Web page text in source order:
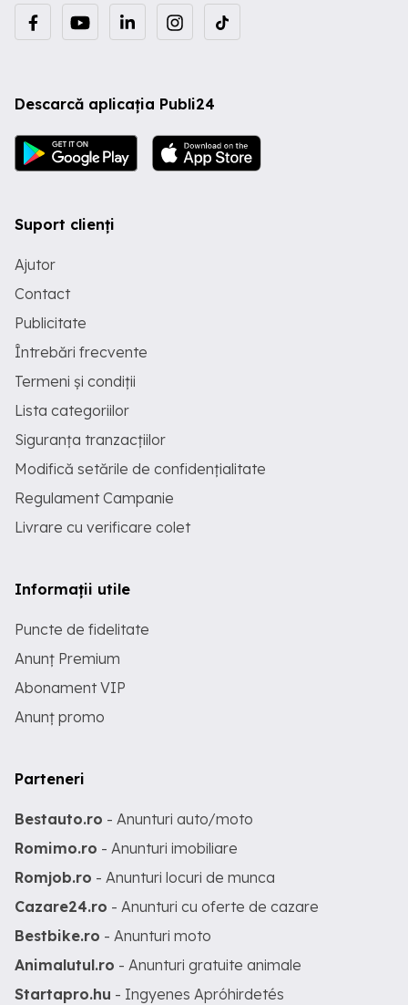
Descarcă aplicația Publi24
Suport clienți
Ajutor
Contact
Publicitate
Întrebări frecvente
Termeni și condiții
Lista categoriilor
Siguranța tranzacțiilor
Modifică setările de confidențialitate
Regulament Campanie
Livrare cu verificare colet
Informații utile
Puncte de fidelitate
Anunț Premium
Abonament VIP
Anunț promo
Parteneri
Bestauto.ro - Anunturi auto/moto
Romimo.ro - Anunturi imobiliare
Romjob.ro - Anunturi locuri de munca
Cazare24.ro - Anunturi cu oferte de cazare
Bestbike.ro - Anunturi moto
Animalutul.ro - Anunturi gratuite animale
Startapro.hu - Ingyenes Apróhirdetés